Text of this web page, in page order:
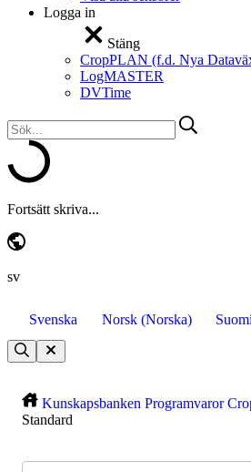
Logga in
Stäng
CropPLAN (f.d. Nya
LogMASTER
DVTime
Fortsätt skriva...
sv
Svenska Norsk(Norska) Suomi
Kunskapsbanken Programvaror
Standard